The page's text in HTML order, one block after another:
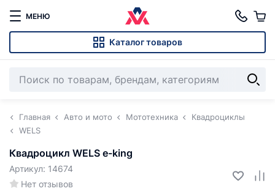
МЕНЮ
Каталог товаров
Главная Авто и мото Мототехника
Квадроциклы
WELS
Квадроцикл WELS e-king
Нет отзывов
Артикул: 14674